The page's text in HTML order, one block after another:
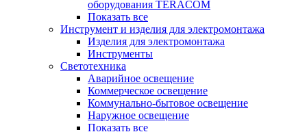
оборудования TERACOM
Показать все
Инструмент и изделия для электромонтажа
Изделия для электромонтажа
Инструменты
Светотехника
Аварийное освещение
Коммерческое освещение
Коммунально-бытовое освещение
Наружное освещение
Показать все